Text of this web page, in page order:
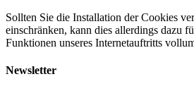
Sollten Sie die Installation der Cookies
einschränken, kann dies allerdings dazu
Funktionen unseres Internetauftritts
Newsletter